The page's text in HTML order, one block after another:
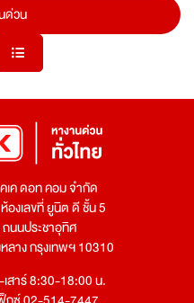
ด่วน
เค ดอท คอม จำกัด
องเลขที่ ยูนิต ดี ชั้น 5
นนประชาอุทิศ
ลาง กรุงเทพฯ 10310
สาร์ 8:30-18:00 น.